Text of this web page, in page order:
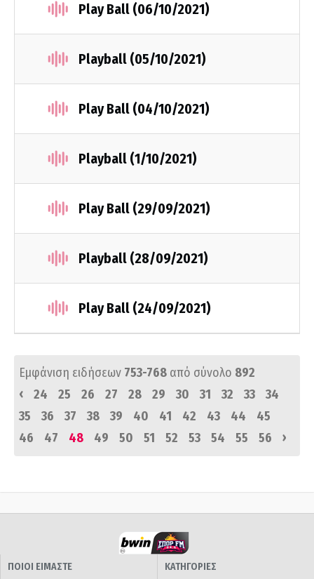
Play Ball (06/10/2021)
Playball (05/10/2021)
Play Ball (04/10/2021)
Playball (1/10/2021)
Play Ball (29/09/2021)
Playball (28/09/2021)
Play Ball (24/09/2021)
Εμφάνιση ειδήσεων 753-768 από σύνολο 892
‹
24 25 26 27 28 29 30 31 32 33
34
35
36 37 38 39 40 41 42 43 44
45
46
47 48 49 50 51 52 53 54 55 56 ›
ΠΟΙΟΙ ΕΙΜΑΣΤΕ
ΚΑΤΗΓΟΡΙΕΣ